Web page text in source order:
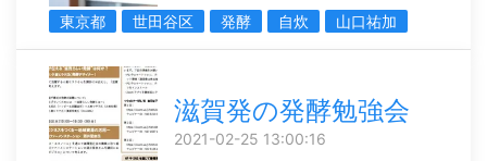
東京都 世田谷区 発酵 自炊 山口祐加
滋賀発の発酵勉強会
2021-02-25 13:00:16